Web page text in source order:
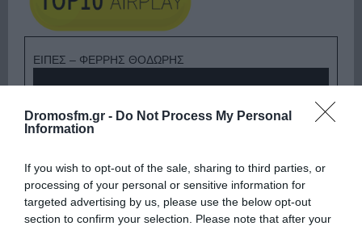
Dromosfm.gr - Do Not Process My Personal
Information
If you wish to opt-out of the sale, sharing to third parties, or
processing of your personal or sensitive information for
targeted advertising by us, please use the below opt-out
section to confirm your selection. Please note that after your
ΕΙΠΕΣ – ΦΕΡΡΗΣ ΘΟΔΩΡΗΣ